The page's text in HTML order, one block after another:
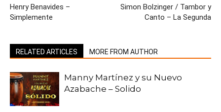
Henry Benavides –
Simplemente
Simon Bolzinger / Tambor y
Canto – La Segunda
RELATED ARTICLES MORE FROM AUTHOR
Manny Martínez y su Nuevo
Azabache – Solido